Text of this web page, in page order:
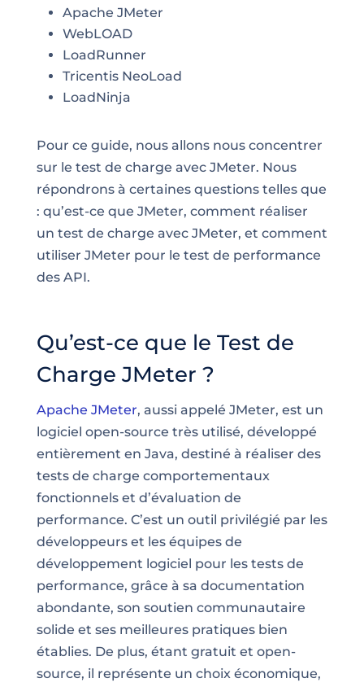
Apache JMeter
WebLOAD
LoadRunner
Tricentis NeoLoad
LoadNinja
Pour ce guide, nous allons nous concentrer
sur le test de charge avec JMeter. Nous
répondrons à certaines questions telles que
: qu’est-ce que JMeter, comment réaliser
un test de charge avec JMeter, et comment
utiliser JMeter pour le test de performance
des API.
Qu’est-ce que le Test de
Charge JMeter ?
Apache JMeter, aussi appelé JMeter, est un
logiciel open-source très utilisé, développé
entièrement en Java, destiné à réaliser des
tests de charge comportementaux
fonctionnels et d’évaluation de
performance. C’est un outil privilégié par les
développeurs et les équipes de
développement logiciel pour les tests de
performance, grâce à sa documentation
abondante, son soutien communautaire
solide et ses meilleures pratiques bien
établies. De plus, étant gratuit et open-
source, il représente un choix économique,